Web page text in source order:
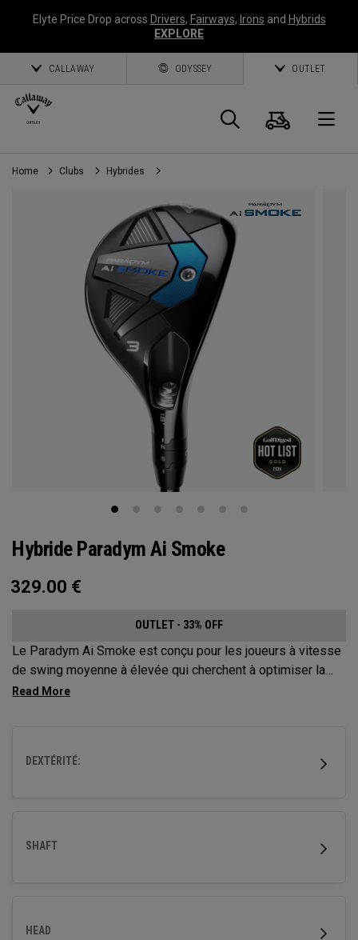
Elyte Price Drop across Drivers, Fairways, Irons and Hybrids
EXPLORE
CALLAWAY ODYSSEY OUTLET
Panier
Home Clubs Hybrides
Hybride Paradym Ai Smoke
329.00 €
OUTLET - 33% OFF
Le Paradym Ai Smoke est conçu pour les joueurs à vitesse
de swing moyenne à élevée qui cherchent à optimiser la
distance et améliorer la dispersion.
DEXTÉRITÉ:
SHAFT
HEAD